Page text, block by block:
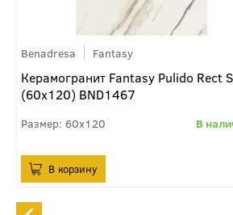
Benadresa Fantasy
Керамогранит Fantasy Pulido Rect
(60x120) BND1467
60x120